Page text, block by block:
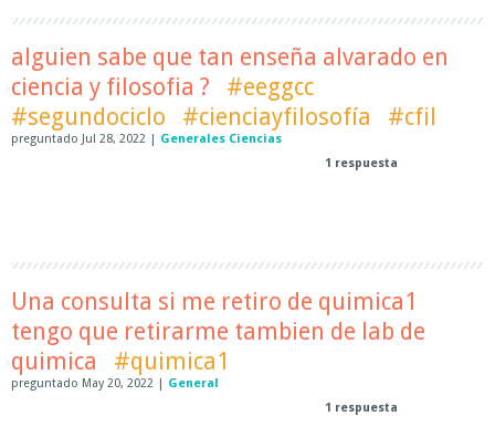
alguien sabe que tan enseña alvarado en
ciencia y filosofia ?
#eeggcc
#segundociclo
#cienciayfilosofía #cfil
preguntado Jul 28, 2022 | Generales Ciencias
1 respuesta
Una consulta si me retiro de quimica1
tengo que retirarme tambien de lab de
quimica
#quimica1
preguntado May 20, 2022 | General
1 respuesta